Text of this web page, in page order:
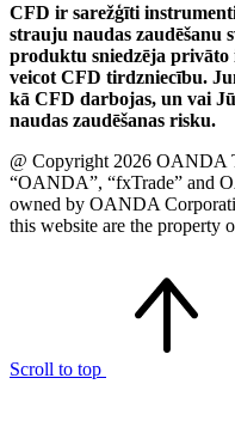
CFD ir sarežģīti
strauju naudas zaudēšanu
produktu sniedzēja
veicot CFD tirdzniecību.
kā CFD darbojas, un vai
naudas zaudēšanas risku.
@ Copyright 2026 OANDA
“OANDA”, “fxTrade” and
owned by OANDA
this website are the property
Scroll to top